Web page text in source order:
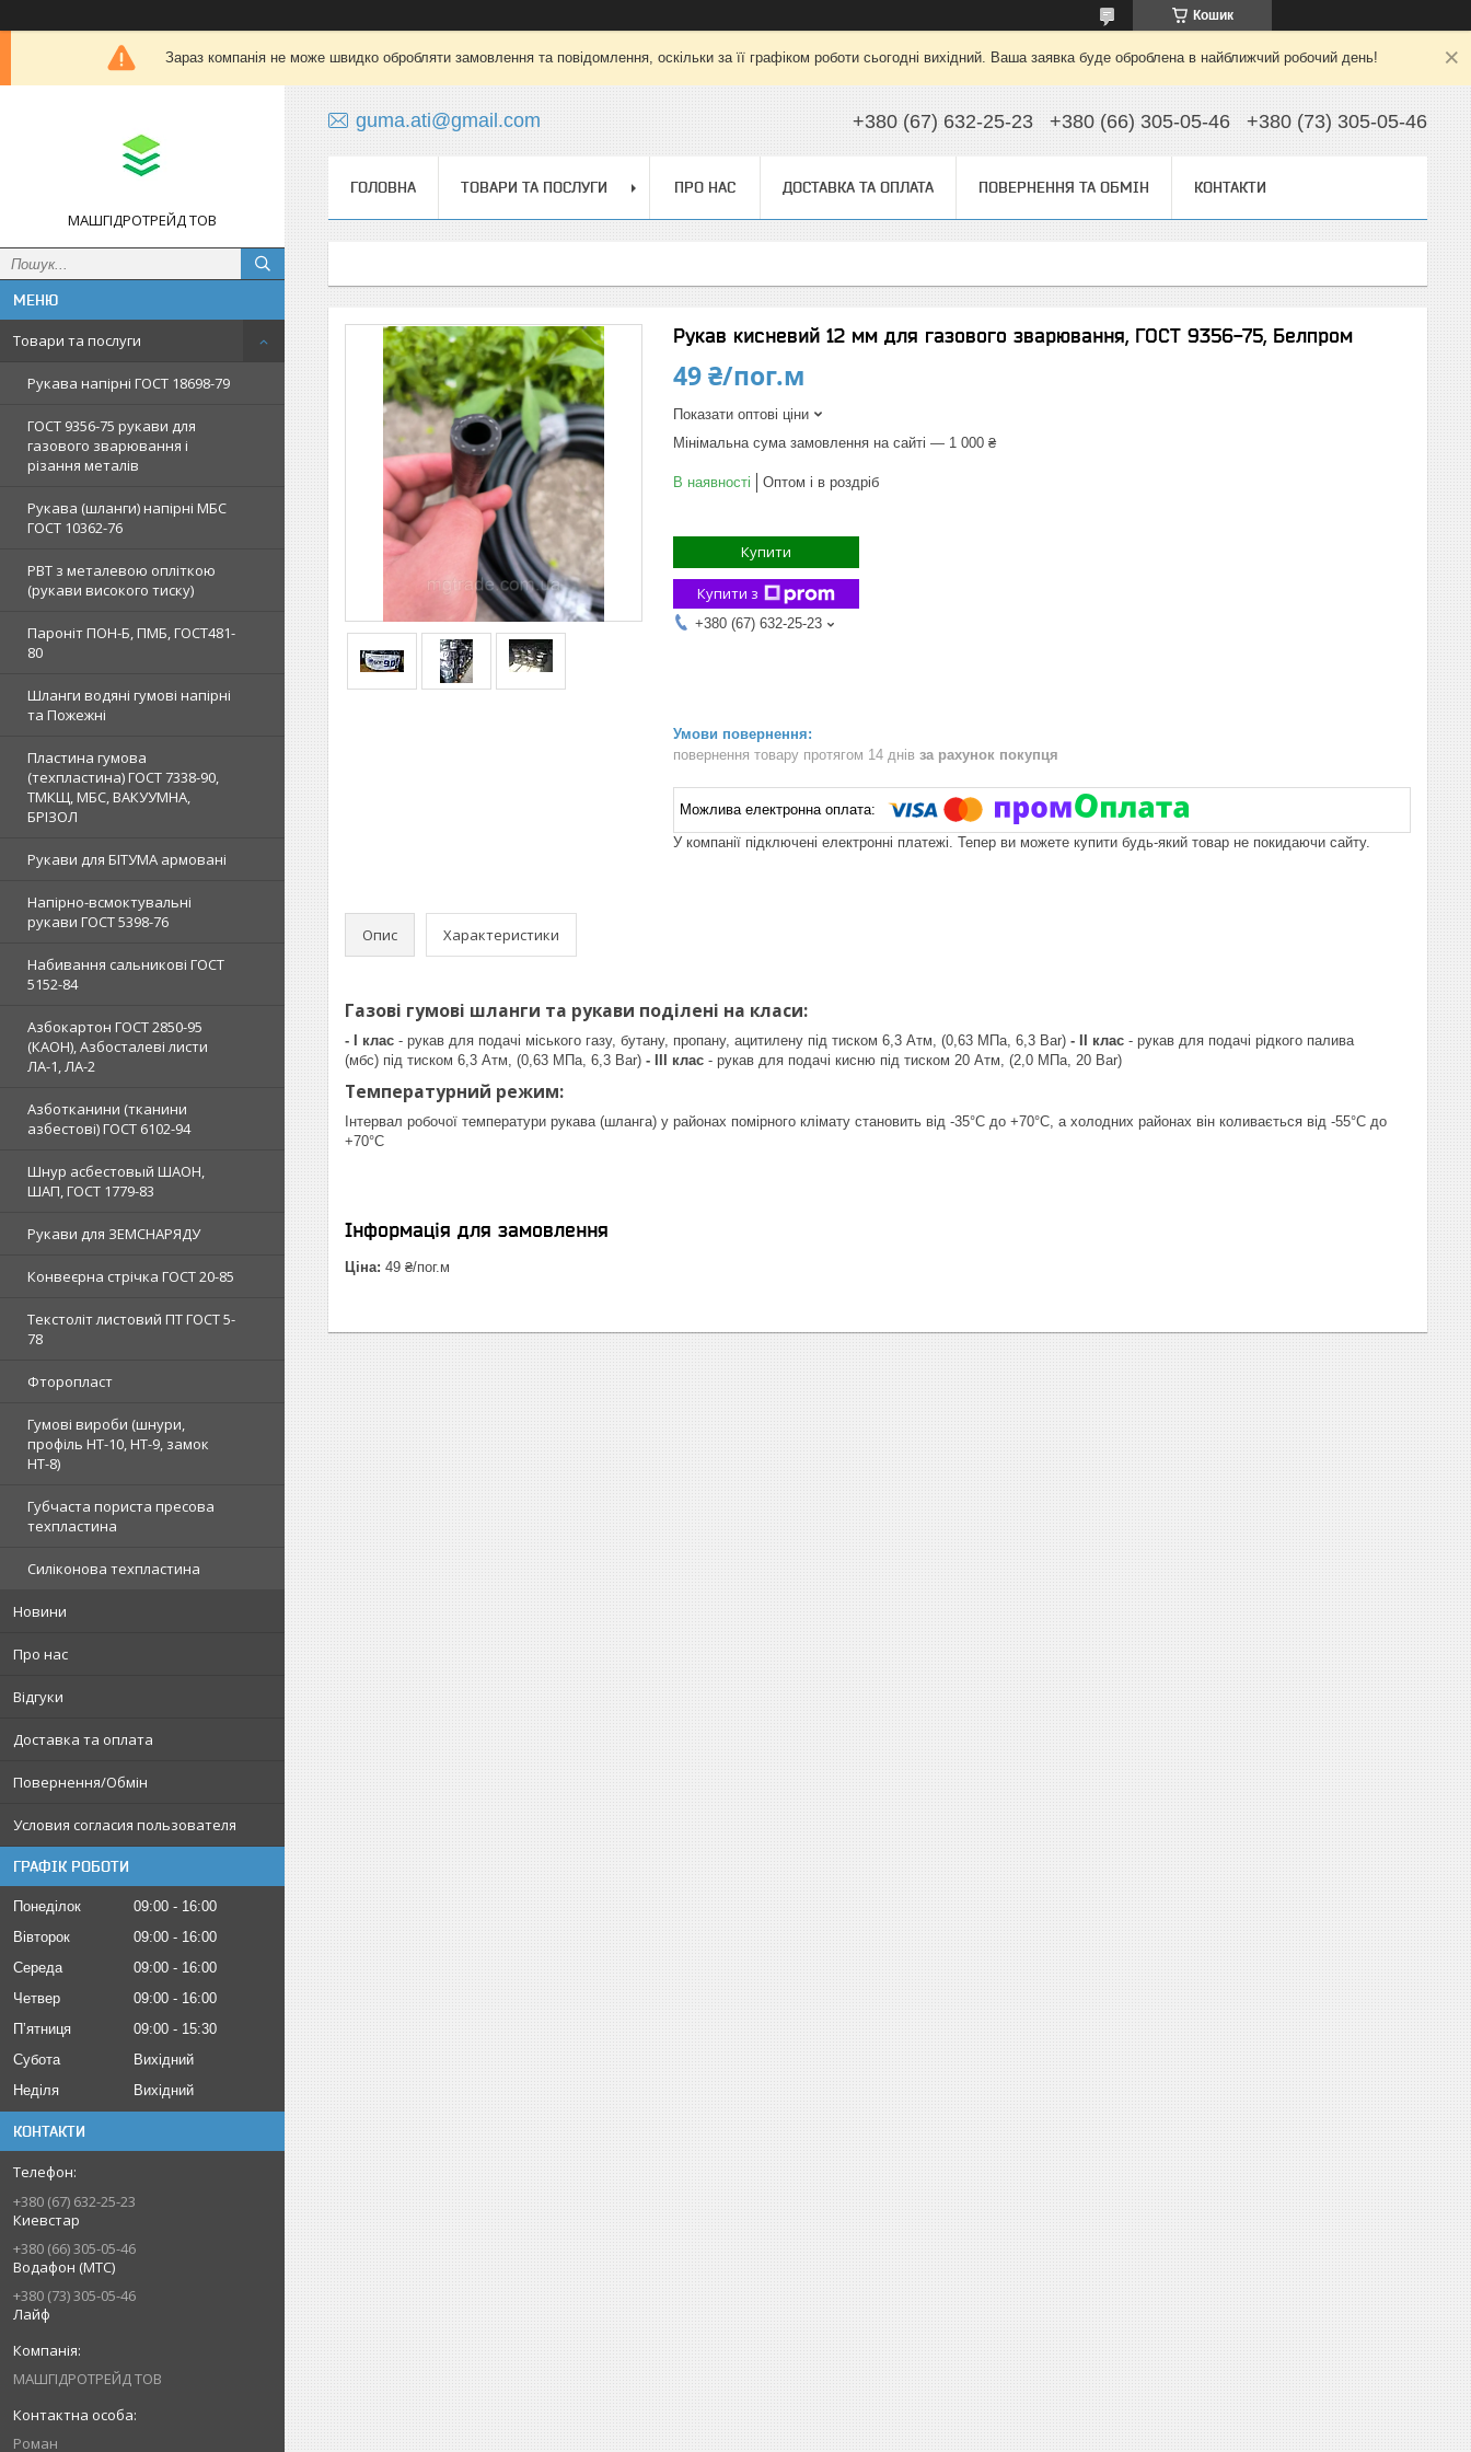
Кошик
Зараз компанія не може швидко обробляти замовлення та повідомлення, оскільки за її графіком роботи сьогодні вихідний. Ваша заявка буде оброблена в найближчий робочий день!
МАШГІДРОТРЕЙД ТОВ
Товари та послуги
Рукава напірні ГОСТ 18698-79
ГОСТ 9356-75 рукави для
газового зварювання і
різання металів
Рукава (шланги) напірні МБС
ГОСТ 10362-76
РВТ з металевою опліткою
(рукави високого тиску)
Пароніт ПОН-Б, ПМБ, ГОСТ481-
80
Шланги водяні гумові напірні
та Пожежні
Пластина гумова
(техпластина) ГОСТ 7338-90,
ТМКЩ, МБС, ВАКУУМНА,
БРІЗОЛ
Рукави для БІТУМА армовані
Напірно-всмоктувальні
рукави ГОСТ 5398-76
Набивання сальникові ГОСТ
5152-84
Азбокартон ГОСТ 2850-95
(КАОН), Азбосталеві листи
ЛА-1, ЛА-2
Азботканини (тканини
азбестові) ГОСТ 6102-94
Шнур асбестовый ШАОН,
ШАП, ГОСТ 1779-83
Рукави для ЗЕМСНАРЯДУ
Конвеєрна стрічка ГОСТ 20-85
Текстоліт листовий ПТ ГОСТ 5-
78
Фторопласт
Гумові вироби (шнури,
профіль НТ-10, НТ-9, замок
НТ-8)
Губчаста пориста пресова
техпластина
Силіконова техпластина
Новини
Про нас
Відгуки
Доставка та оплата
Повернення/Обмін
Условия согласия пользователя
ГРАФІК РОБОТИ
Понеділок 09:00
16:00
Вівторок
09:00
16:00
Середа
09:00
16:00
Четвер
09:00
16:00
Пʼятниця
09:00
15:30
Субота
Вихідний
Неділя
Вихідний
КОНТАКТИ
+380 (67) 632-25-23
Киевстар
+380 (66) 305-05-46
Водафон (МТС)
+380 (73) 305-05-46
Лайф
МАШГІДРОТРЕЙД ТОВ
Роман
guma.ati@gmail.com +380 (67) 632-25-23 +380 (66) 305-05-46 +380 (73) 305-05-46
ГОЛОВНА ТОВАРИ ТА ПОСЛУГИ ПРО НАС ДОСТАВКА ТА ОПЛАТА ПОВЕРНЕННЯ ТА ОБМІН КОНТАКТИ
Рукав кисневий 12 мм для газового зварювання, ГОСТ 9356-75, Белпром
49 ₴/пог.м
Показати оптові ціни
Мінімальна сума замовлення на сайті — 1 000 ₴
В наявності Оптом і в роздріб
Купити
Купити з
+380 (67) 632-25-23
повернення товару протягом 14 днів за рахунок покупця
У компанії підключені електронні платежі. Тепер ви можете купити будь-який товар не покидаючи сайту.
Опис Характеристики
Газові гумові шланги та рукави поділені на класи:
- I клас - рукав для подачі міського газу, бутану, пропану, ацитилену під тиском 6,3 Атм, (0,63 МПа, 6,3 Ваr) - II клас - рукав для подачі рідкого палива
(мбс) під тиском 6,3 Атм, (0,63 МПа, 6,3 Ваr) - III клас - рукав для подачі кисню під тиском 20 Атм, (2,0 МПа, 20 Ваr)
Температурний режим:
Інтервал робочої температури рукава (шланга) у районах помірного клімату становить від -35°С до +70°С, а холодних районах він коливається від -55°С до
+70°С
Інформація для замовлення
Ціна: 49 ₴/пог.м